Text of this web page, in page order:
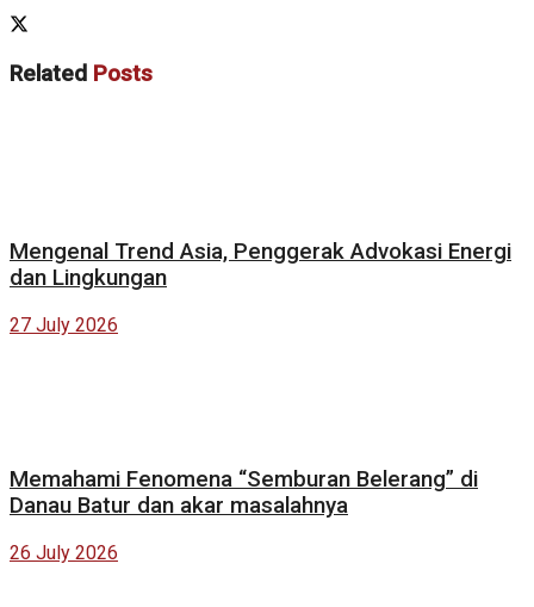
Related Posts
Mengenal Trend Asia, Penggerak Advokasi Energi
dan Lingkungan
27 July 2026
Memahami Fenomena “Semburan Belerang” di
Danau Batur dan akar masalahnya
26 July 2026